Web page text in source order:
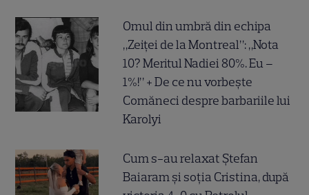
Omul din umbră din echipa
„Zeiței de la Montreal”: „Nota
10? Meritul Nadiei 80%. Eu –
1%!” + De ce nu vorbește
Comăneci despre barbariile lui
Karolyi
Cum s-au relaxat Ștefan
Baiaram și soția Cristina, după